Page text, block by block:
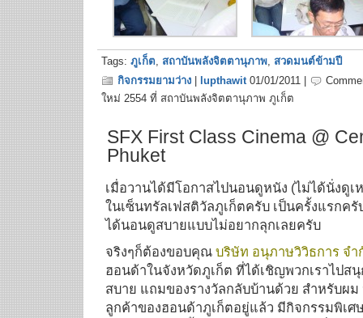
Tags: ภูเก็ต, สถาบันพลังจิตตานุภาพ, สวดมนต์ข้ามปี
กิจกรรมยามว่าง
lupthawit01/01/2011 |
ใหม่ 2554 ที่ สถาบันพลังจิตตานุภาพ ภูเก็ต
SFX First Class Cinema @
Phuket
เมื่อวานได้มีโอกาสไปนอนดูหนัง (ไม่ได้นั่งดูเ
ในเซ็นทรัลเฟสติวัลภูเก็ตครับ เป็นครั้งแรกครั
ได้นอนดูสบายแบบไม่อยากลุกเลยครับ
จริงๆก็ต้องขอบคุณ บริษัท อนุภาษวิวิธการ จำ
ฮอนด้าในจังหวัดภูเก็ต ที่ได้เชิญพวกเราไปส
สบาย แถมของรางวัลกลับบ้านด้วย สำหรับผ
ลูกค้าของฮอนด้าภูเก็ตอยู่แล้ว มีกิจกรรมพิเศ